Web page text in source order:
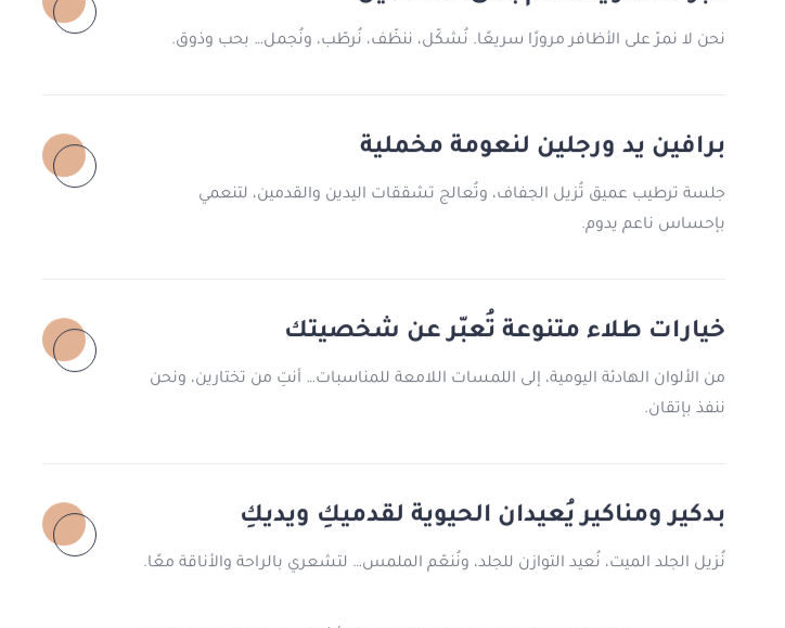
نحن لا نمرّ على الأظافر مرورًا سريعًا. نُشكّل، ننظّف، نُرطّب، ونُجمل… بحب وذوق.
برافين يد ورجلين لنعومة مخملية
جلسة ترطيب عميق تُزيل الجفاف، وتُعالج تشققات اليدين والقدمين، لتنعمي
بإحساس ناعم يدوم.
خيارات طلاء متنوعة تُعبّر عن شخصيتك
من الألوان الهادئة اليومية، إلى اللمسات اللامعة للمناسبات… أنتِ من تختارين، ونحن
ننفذ بإتقان.
بدكير ومناكير يُعيدان الحيوية لقدميكِ ويديكِ
نُزيل الجلد الميت، نُعيد التوازن للجلد، ونُنعّم الملمس… لتشعري بالراحة والأناقة معًا.